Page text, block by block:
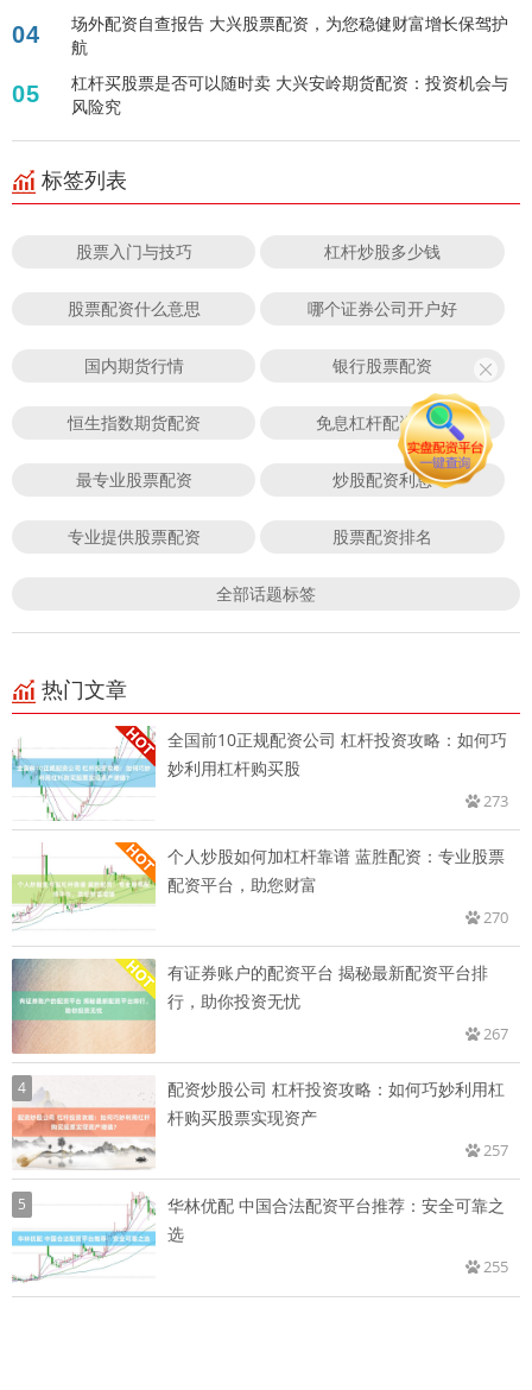
04
场外配资自查报告 大兴股票配资，为您稳健财富增长保驾护
航
05
杠杆买股票是否可以随时卖 大兴安岭期货配资：投资机会与
风险究
标签列表
股票入门与技巧 杠杆炒股多少钱
股票配资什么意思 哪个证券公司开户好
国内期货行情 银行股票配资
恒生指数期货配资 免息杠杆配资平台
最专业股票配资 炒股配资利息
专业提供股票配资 股票配资排名
全部话题标签
热门文章
全国前10正规配资公司 杠杆投资攻略：如何巧
妙利用杠杆购买股
273
个人炒股如何加杠杆靠谱 蓝胜配资：专业股票
配资平台，助您财富
270
有证券账户的配资平台 揭秘最新配资平台排
行，助你投资无忧
267
4
配资炒股公司 杠杆投资攻略：如何巧妙利用杠
杆购买股票实现资产
257
5
华林优配 中国合法配资平台推荐：安全可靠之
选
255